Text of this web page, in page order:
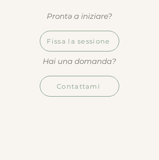
Prontə a iniziare?
Fissa la sessione
Hai una domanda?
Contattami